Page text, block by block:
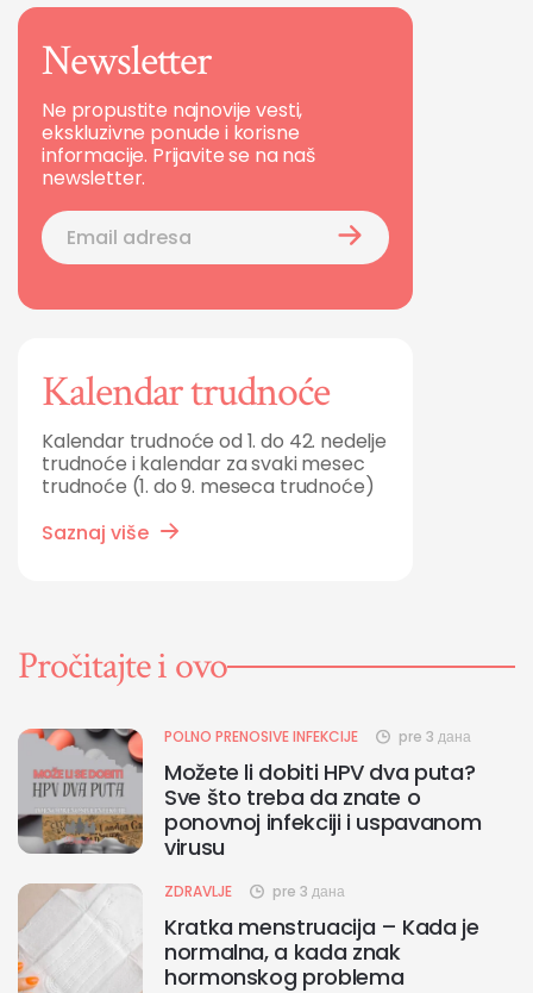
Newsletter
Ne propustite najnovije vesti,
ekskluzivne ponude i korisne
informacije. Prijavite se na naš
newsletter.
Kalendar trudnoće
Kalendar trudnoće od 1. do 42. nedelje
trudnoće i kalendar za svaki mesec
trudnoće (1. do 9. meseca trudnoće)
Saznaj više
Pročitajte i ovo
POLNO PRENOSIVE INFEKCIJE pre 3 дана
Možete li dobiti HPV dva puta?
Sve što treba da znate o
ponovnoj infekciji i uspavanom
virusu
ZDRAVLJE pre 3 дана
Kratka menstruacija – Kada je
normalna, a kada znak
hormonskog problema